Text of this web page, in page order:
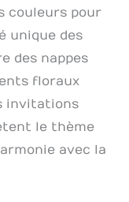
couleurs pour
unique des
des nappes
floraux
invitations
le thème
avec la